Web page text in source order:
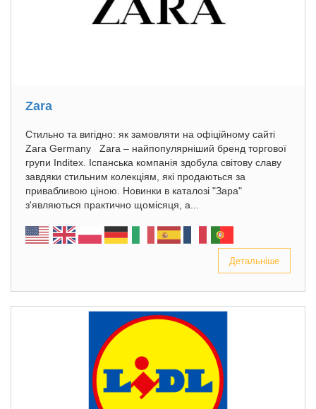
Zara
Стильно та вигідно: як замовляти на офіційному сайті
Zara Germany Zara – найпопулярніший бренд торгової
групи Inditex. Іспанська компанія здобула світову славу
завдяки стильним колекціям, які продаються за
привабливою ціною. Новинки в каталозі "Зара"
з'являються практично щомісяця, а...
Детальніше